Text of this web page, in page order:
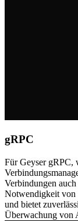
gRPC
Für Geyser gRPC,
Verbindungen
Notwendigkeit von
und bietet
Überwachung von